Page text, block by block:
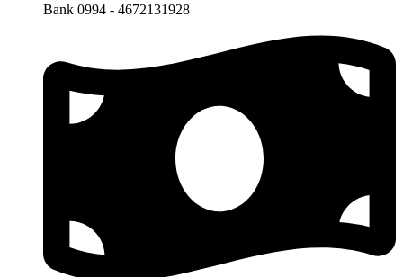
Bank 0994 - 4672131928